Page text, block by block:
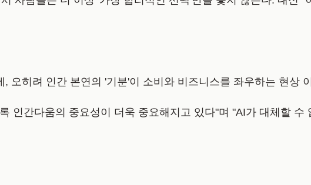
오히려 인간 본연의 '기분'이 소비와 비즈니스를 좌우하는 현상
인간다움의 중요성이 더욱 중요해지고 있다"며 "AI가 대체할 수